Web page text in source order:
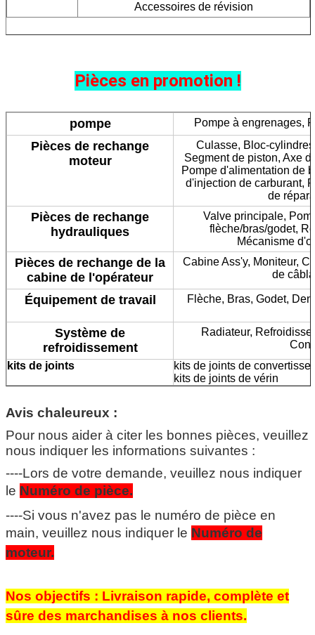
Accessoires de révision
Pièces en promotion !
pompe Pompe à engrenages,
Pièces de rechange
moteur
Culasse, Bloc-
Segment de piston, Axe
Pompe d'alimentation de
d'injection de carburant,
de
Pièces de rechange
hydrauliques
Valve principale,
flèche/bras/godet,
Mécanisme
Pièces de rechange de la
cabine de l'opérateur
Cabine Ass'y, Moniteur,
de
Équipement de travail Flèche, Bras, Godet,
Système de
refroidissement
Radiateur,
kits de joints
kits de joints de
kits de joints de vérin
Avis chaleureux :
Pour nous aider à citer les bonnes pièces, veuillez
nous indiquer les informations suivantes :
----Lors de votre demande, veuillez nous indiquer
le Numéro de pièce.
----Si vous n'avez pas le numéro de pièce en
main, veuillez nous indiquer le Numéro de
moteur.
Nos objectifs : Livraison rapide, complète et
sûre des marchandises à nos clients.